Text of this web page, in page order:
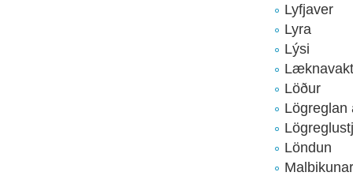
Lyfjaver
Lyra
Lýsi
Löður
Löndun